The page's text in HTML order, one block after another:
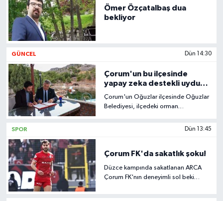
Ömer Özçatalbaş dua
bekliyor
GÜNCEL Dün 14:30
Çorum'un bu ilçesinde
yapay zeka destekli uydu
takip sistemi kuruldu
Çorum'un Oğuzlar ilçesinde Oğuzlar
Belediyesi, ilçedeki orman
yapay zekâ destekli uydu takip
SPOR Dün 13:45
Çorum FK'da sakatlık şoku!
Düzce kampında sakatlanan ARCA
Çorum FK'nın deneyimli sol beki
EĞİTİM
OTOPARK
TEKNOLOJİ
Haber Arşivi